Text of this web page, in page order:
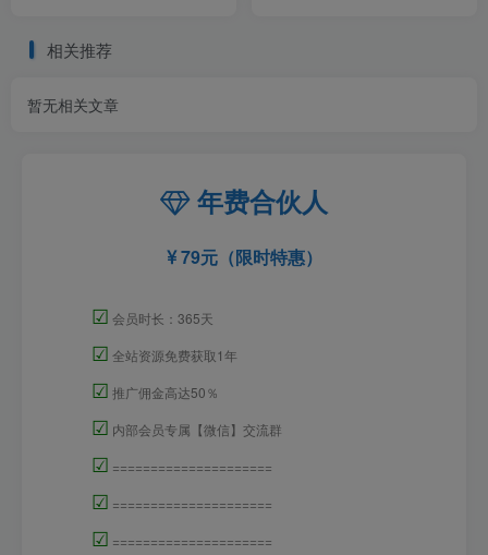
相关推荐
暂无相关文章
年费合伙人
79元（限时特惠）
☑ 会员时长：365天
☑ 全站资源免费获取1年
☑ 推广佣金高达50％
☑ 内部会员专属【微信】交流群
☑ =====================
☑ =====================
☑ =====================